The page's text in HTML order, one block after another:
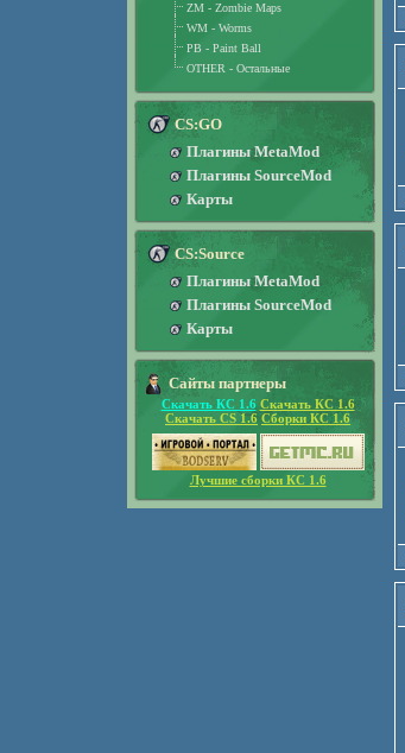
ZM - Zombie Maps
WM - Worms
PB - Paint Ball
OTHER - Остальные
CS:GO
Плагины MetaMod
Плагины SourceMod
Карты
CS:Source
Плагины MetaMod
Плагины SourceMod
Карты
Сайты партнеры
Скачать КС 1.6 Скачать КС 1.6
Скачать CS 1.6 Сборки КС 1.6
Лучшие сборки КС 1.6